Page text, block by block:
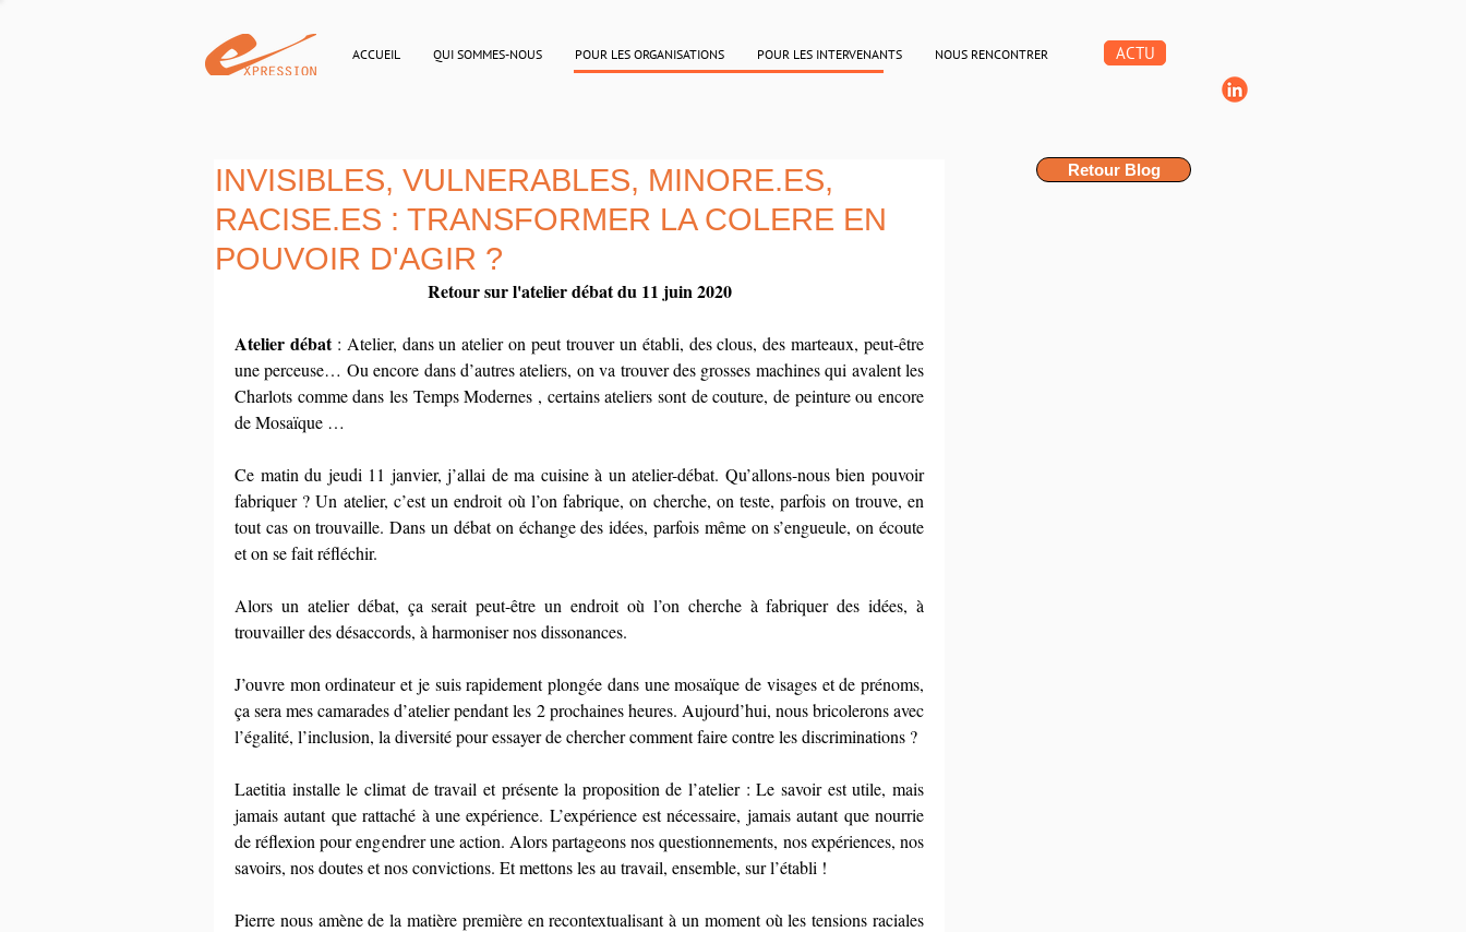
ACCUEIL QUI SOMMES-NOUS POUR LES ORGANISATIONS POUR LES INTERVENANTS NOUS RENCONTRER ACTU
INVISIBLES, VULNERABLES, MINORE.ES,
RACISE.ES : TRANSFORMER LA COLERE EN
POUVOIR D'AGIR ?
Retour sur l'atelier débat du 11 juin 2020
Atelier débat : Atelier, dans un atelier on peut trouver un établi, des clous, des marteaux, peut-être
une perceuse… Ou encore dans d’autres ateliers, on va trouver des grosses machines qui avalent les
Charlots comme dans les Temps Modernes , certains ateliers sont de couture, de peinture ou encore
de Mosaïque …
Ce matin du jeudi 11 janvier, j’allai de ma cuisine à un atelier-débat. Qu’allons-nous bien pouvoir
fabriquer ? Un atelier, c’est un endroit où l’on fabrique, on cherche, on teste, parfois on trouve, en
tout cas on trouvaille. Dans un débat on échange des idées, parfois même on s’engueule, on écoute
et on se fait réfléchir.
Alors un atelier débat, ça serait peut-être un endroit où l’on cherche à fabriquer des idées, à
trouvailler des désaccords, à harmoniser nos dissonances.
J’ouvre mon ordinateur et je suis rapidement plongée dans une mosaïque de visages et de prénoms,
ça sera mes camarades d’atelier pendant les 2 prochaines heures. Aujourd’hui, nous bricolerons avec
l’égalité, l’inclusion, la diversité pour essayer de chercher comment faire contre les discriminations ?
Laetitia installe le climat de travail et présente la proposition de l’atelier : Le savoir est utile, mais
jamais autant que rattaché à une expérience. L’expérience est nécessaire, jamais autant que nourrie
de réflexion pour engendrer une action. Alors partageons nos questionnements, nos expériences, nos
savoirs, nos doutes et nos convictions. Et mettons les au travail, ensemble, sur l’établi !
Pierre nous amène de la matière première en recontextualisant à un moment où les tensions raciales
Retour Blog